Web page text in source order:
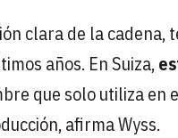
clara de la cadena,
años. En Suiza,
que solo utiliza en
afirma Wyss.